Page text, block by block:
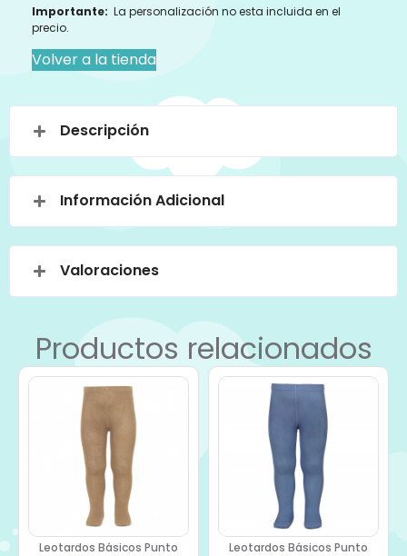
Importante: La personalización no esta incluida en el
precio.
Volver a la tienda
Descripción
Información Adicional
Valoraciones
Productos relacionados
Leotardos Básicos Punto
Leotardos Básicos Punto